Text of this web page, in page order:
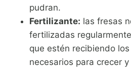
pudran.
Fertilizante: las fresas
fertilizadas
que estén recibiendo
necesarios para crecer